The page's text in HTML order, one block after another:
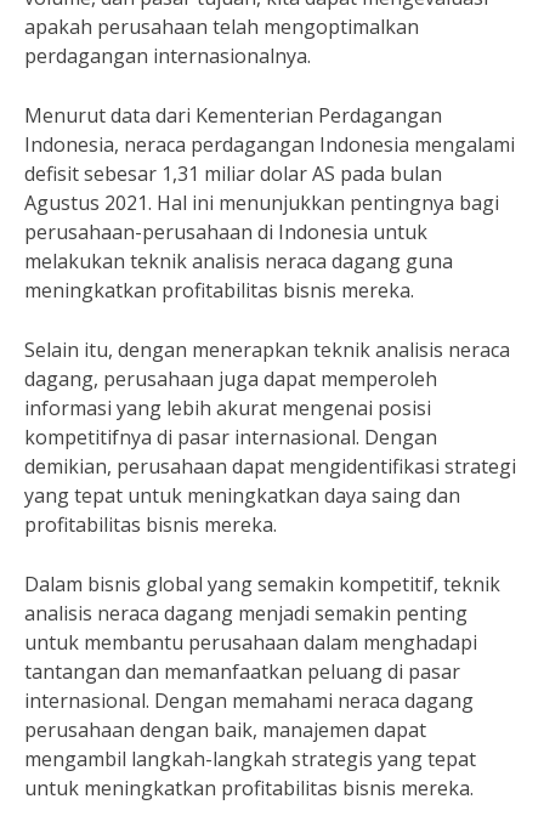
apakah perusahaan telah mengoptimalkan
perdagangan internasionalnya.
Menurut data dari Kementerian Perdagangan
Indonesia, neraca perdagangan Indonesia mengalami
defisit sebesar 1,31 miliar dolar AS pada bulan
Agustus 2021. Hal ini menunjukkan pentingnya bagi
perusahaan-perusahaan di Indonesia untuk
melakukan teknik analisis neraca dagang guna
meningkatkan profitabilitas bisnis mereka.
Selain itu, dengan menerapkan teknik analisis neraca
dagang, perusahaan juga dapat memperoleh
informasi yang lebih akurat mengenai posisi
kompetitifnya di pasar internasional. Dengan
demikian, perusahaan dapat mengidentifikasi strategi
yang tepat untuk meningkatkan daya saing dan
profitabilitas bisnis mereka.
Dalam bisnis global yang semakin kompetitif, teknik
analisis neraca dagang menjadi semakin penting
untuk membantu perusahaan dalam menghadapi
tantangan dan memanfaatkan peluang di pasar
internasional. Dengan memahami neraca dagang
perusahaan dengan baik, manajemen dapat
mengambil langkah-langkah strategis yang tepat
untuk meningkatkan profitabilitas bisnis mereka.